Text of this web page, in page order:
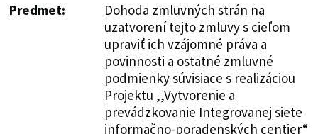
Predmet:
Dohoda zmluvných strán na
uzatvorení tejto zmluvy s cieľom
upraviť ich vzájomné práva a
povinnosti a ostatné zmluvné
podmienky súvisiace s realizáciou
Projektu ,,Vytvorenie a
prevádzkovanie Integrovanej siete
informačno-poradenských centier“